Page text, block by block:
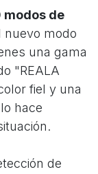
modos de
nuevo modo
una gama
"REALA
fiel y una
hace
de